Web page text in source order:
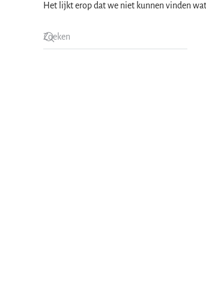
Het lijkt erop dat we niet kunnen vinden